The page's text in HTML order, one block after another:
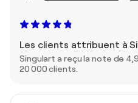
Les clients attribuent à
Singulart a reçu la note de
20 000 clients.